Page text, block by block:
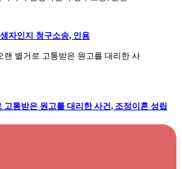
자인지 청구소송, 인용
통받은 원고를 대리한 사건, 조정이혼 성립